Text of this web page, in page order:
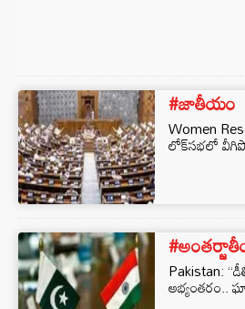
#జాతీయం
Women
లోక్‌సభలో
Pakistan:
అభ్యంతరం..